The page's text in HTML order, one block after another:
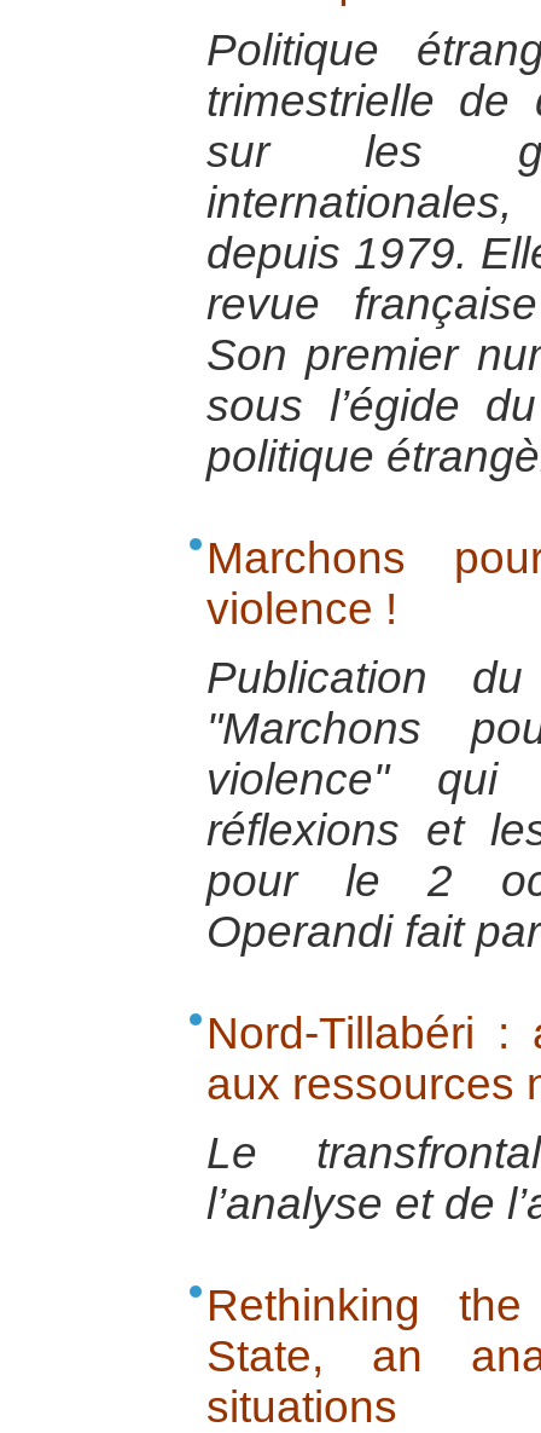
Politique
trimestrielle de
sur les
depuis 1979.
revue
Son premier
sous l’égide
politique
Marchons
violence !
Publication
"Marchons
violence"
réflexions et
pour le 2
Operandi fait
Nord-Tillabéri
aux ressources
Le
l’analyse et de
Rethinking
State, an
situations